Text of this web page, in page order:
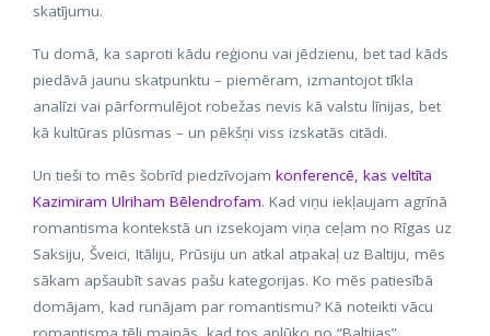
skatījumu.
Tu domā, ka saproti kādu reģionu vai jēdzienu, bet tad kāds
piedāvā jaunu skatpunktu – piemēram, izmantojot tīkla
analīzi vai pārformulējot robežas nevis kā valstu līnijas, bet
kā kultūras plūsmas – un pēkšņi viss izskatās citādi.
Un tieši to mēs šobrīd piedzīvojam konferencē, kas veltīta
Kazimiram Ulriham Bēlendrofam. Kad viņu iekļaujam agrīnā
romantisma kontekstā un izsekojam viņa ceļam no Rīgas uz
Saksiju, Šveici, Itāliju, Prūsiju un atkal atpakaļ uz Baltiju, mēs
sākam apšaubīt savas pašu kategorijas. Ko mēs patiesībā
domājam, kad runājam par romantismu? Kā noteikti vācu